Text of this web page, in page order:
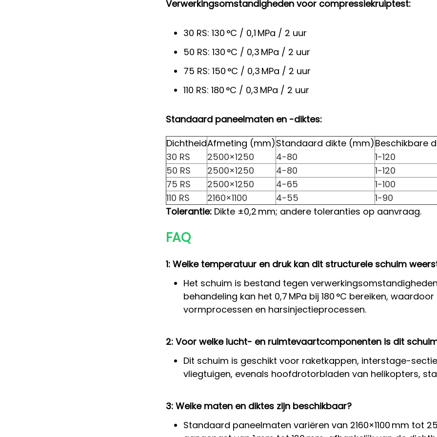
Verwerkingsomstandigheden voor compressiekruiptest:
30 RS: 130 °C / 0,1 MPa / 2 uur
50 RS: 130 °C / 0,3 MPa / 2 uur
75 RS: 150 °C / 0,3 MPa / 2 uur
110 RS: 180 °C / 0,3 MPa / 2 uur
Standaard paneelmaten en -diktes:
DichtheidAfmeting (mm)Standaard dikte (mm)Beschikbare
30 RS
2500×1250 4-80
1-120
50 RS
2500×1250 4-80
1-120
75 RS
2500×1250 4-65
1-100
110 RS
2160×1100 4-55
1-90
Tolerantie: Dikte ±0,2 mm; andere toleranties op aanvraag.
FAQ
1: Welke temperatuur en druk kan dit structurele schuim
Het schuim is bestand tegen verwerkingsomstandigheden
behandeling kan het 0,7 MPa bij 180 °C bereiken,
vormprocessen en harsinjectieprocessen.
2: Voor welke lucht- en ruimtevaartcomponenten is dit
Dit schuim is geschikt voor raketkappen, interstage-
vliegtuigen, evenals hoofdrotorbladen van helikopters,
3: Welke maten en diktes zijn beschikbaar?
Standaard paneelmaten variëren van 2160×1100 mm tot